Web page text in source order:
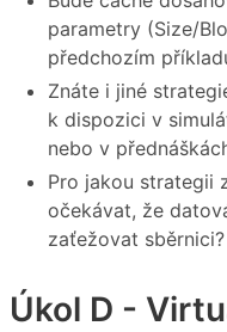
parametry (Size/
předchozím
Znáte i jiné
k dispozici v
nebo v
Pro jakou strategii
očekávat, že
zaťežovat sběrnici?
Úkol D -